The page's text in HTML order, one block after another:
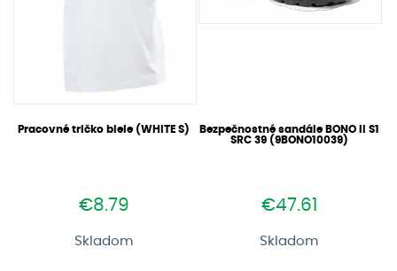
Pracovné tričko biele (WHITE S)
€8.79
Skladom
Bezpečnostné sandále BONO II S1
SRC 39 (9BONO10039)
€47.61
Skladom